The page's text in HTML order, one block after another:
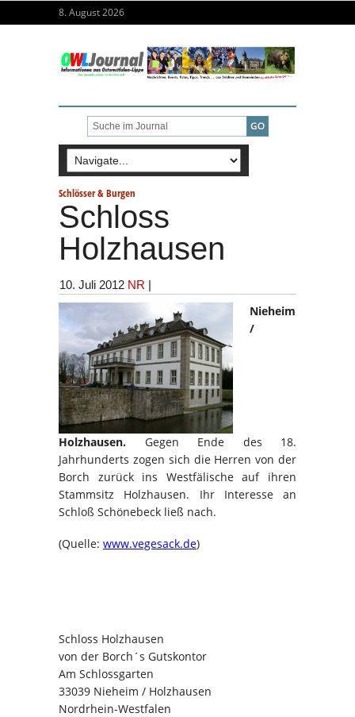
8. August 2026
Schlösser & Burgen
Schloss
Holzhausen
10. Juli 2012 NR |
Nieheim
/
Holzhausen. Gegen Ende des 18.
Jahrhunderts zogen sich die Herren von der
Borch zurück ins Westfälische auf ihren
Stammsitz Holzhausen. Ihr Interesse an
Schloß Schönebeck ließ nach.
(Quelle: www.vegesack.de)
Schloss Holzhausen
von der Borch´s Gutskontor
Am Schlossgarten
33039 Nieheim / Holzhausen
Nordrhein-Westfalen